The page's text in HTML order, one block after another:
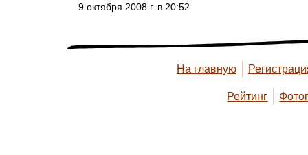
9 октября 2008 г. в 20:52
На главную
Рейтинг